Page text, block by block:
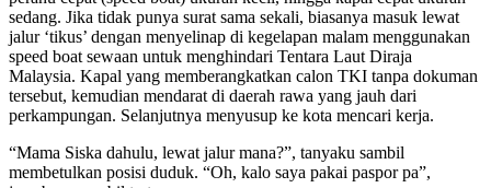
sedang. Jika tidak punya surat sama sekali, biasanya masuk lewat
jalur ‘tikus’ dengan menyelinap di kegelapan malam menggunakan
speed boat sewaan untuk menghindari Tentara Laut Diraja
Malaysia. Kapal yang memberangkatkan calon TKI tanpa dokuman
tersebut, kemudian mendarat di daerah rawa yang jauh dari
perkampungan. Selanjutnya menyusup ke kota mencari kerja.
“Mama Siska dahulu, lewat jalur mana?”, tanyaku sambil
membetulkan posisi duduk. “Oh, kalo saya pakai paspor pa”,